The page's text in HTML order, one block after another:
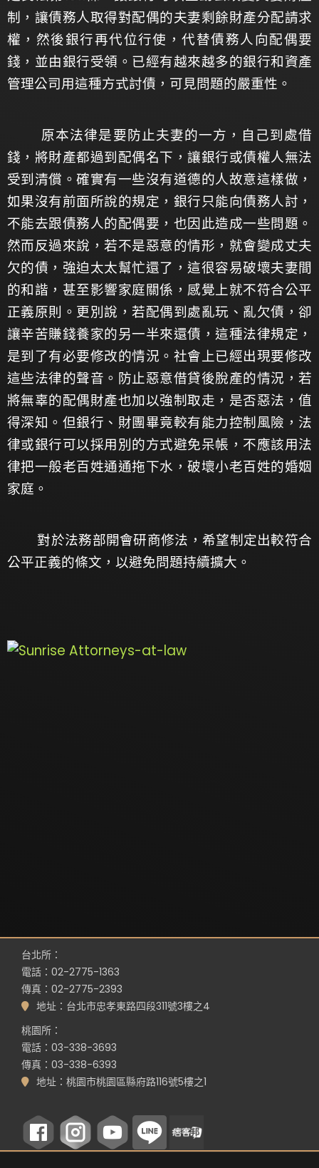
制，讓債務人取得對配偶的夫妻剩餘財產分配請求
權，然後銀行再代位行使，代替債務人向配偶要
錢，並由銀行受領。已經有越來越多的銀行和資產
管理公司用這種方式討債，可見問題的嚴重性。
原本法律是要防止夫妻的一方，自己到處借
錢，將財產都過到配偶名下，讓銀行或債權人無法
受到清償。確實有一些沒有道德的人故意這樣做，
如果沒有前面所說的規定，銀行只能向債務人討，
不能去跟債務人的配偶要，也因此造成一些問題。
然而反過來說，若不是惡意的情形，就會變成丈夫
欠的債，強迫太太幫忙還了，這很容易破壞夫妻間
的和諧，甚至影響家庭關係，感覺上就不符合公平
正義原則。更別說，若配偶到處亂玩、亂欠債，卻
讓辛苦賺錢養家的另一半來還債，這種法律規定，
是到了有必要修改的情況。社會上已經出現要修改
這些法律的聲音。防止惡意借貸後脫產的情況，若
將無辜的配偶財產也加以強制取走，是否惡法，值
得深知。但銀行、財團畢竟較有能力控制風險，法
律或銀行可以採用別的方式避免呆帳，不應該用法
律把一般老百姓通通拖下水，破壞小老百姓的婚姻
家庭。
對於法務部開會研商修法，希望制定出較符合
公平正義的條文，以避免問題持續擴大。
台北所：
電話：02-2775-1363
傳真：02-2775-2393
地址：台北市忠孝東路四段311號3樓之4
桃園所：
電話：03-338-3693
傳真：03-338-6393
地址：桃園市桃園區縣府路116號5樓之1